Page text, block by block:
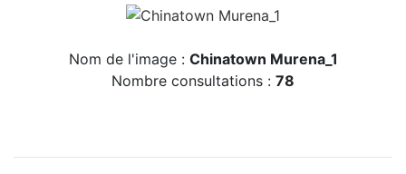
Nom de l'image : Chinatown Murena_1
Nombre consultations : 78